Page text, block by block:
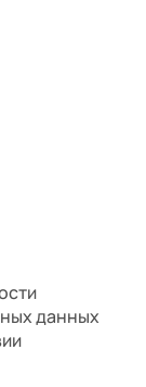
данных